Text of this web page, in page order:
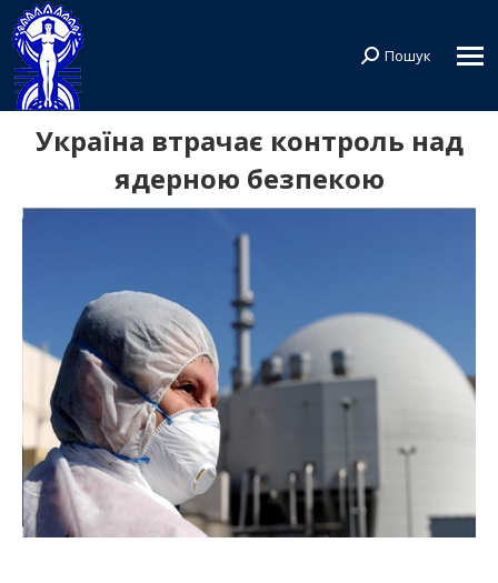
Search:
Пошук
Україна втрачає контроль над
ядерною безпекою